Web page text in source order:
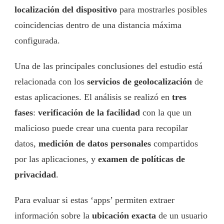
localización del dispositivo para mostrarles posibles
coincidencias dentro de una distancia máxima
configurada.
Una de las principales conclusiones del estudio está
relacionada con los servicios de geolocalización de
estas aplicaciones. El análisis se realizó en tres
fases: verificación de la facilidad con la que un
malicioso puede crear una cuenta para recopilar
datos, medición de datos personales compartidos
por las aplicaciones, y examen de políticas de
privacidad.
Para evaluar si estas ‘apps’ permiten extraer
información sobre la ubicación exacta de un usuario